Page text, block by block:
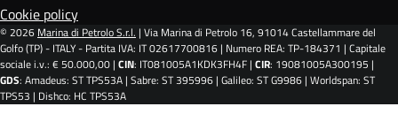
r
Cookie policy
© 2026 Marina di Petrolo S.r.l. | Via Marina di Petrolo 16, 91014 Castellammare del
Golfo (TP) - ITALY - Partita IVA: IT 02617700816 | Numero REA: TP-184371 | Capitale
sociale i.v.: € 50.000,00 | CIN: IT081005A1KDK3FH4F | CIR: 19081005A300195 |
GDS: Amadeus: ST TPS53A | Sabre: ST 395996 | Galileo: ST G9986 | Worldspan: ST
TPS53 | Dishco: HC TPS53A